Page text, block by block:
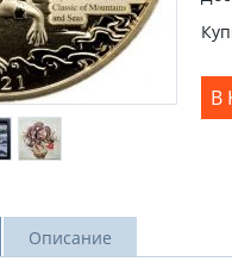
В
Описание